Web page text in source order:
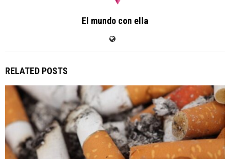
El mundo con ella
RELATED POSTS